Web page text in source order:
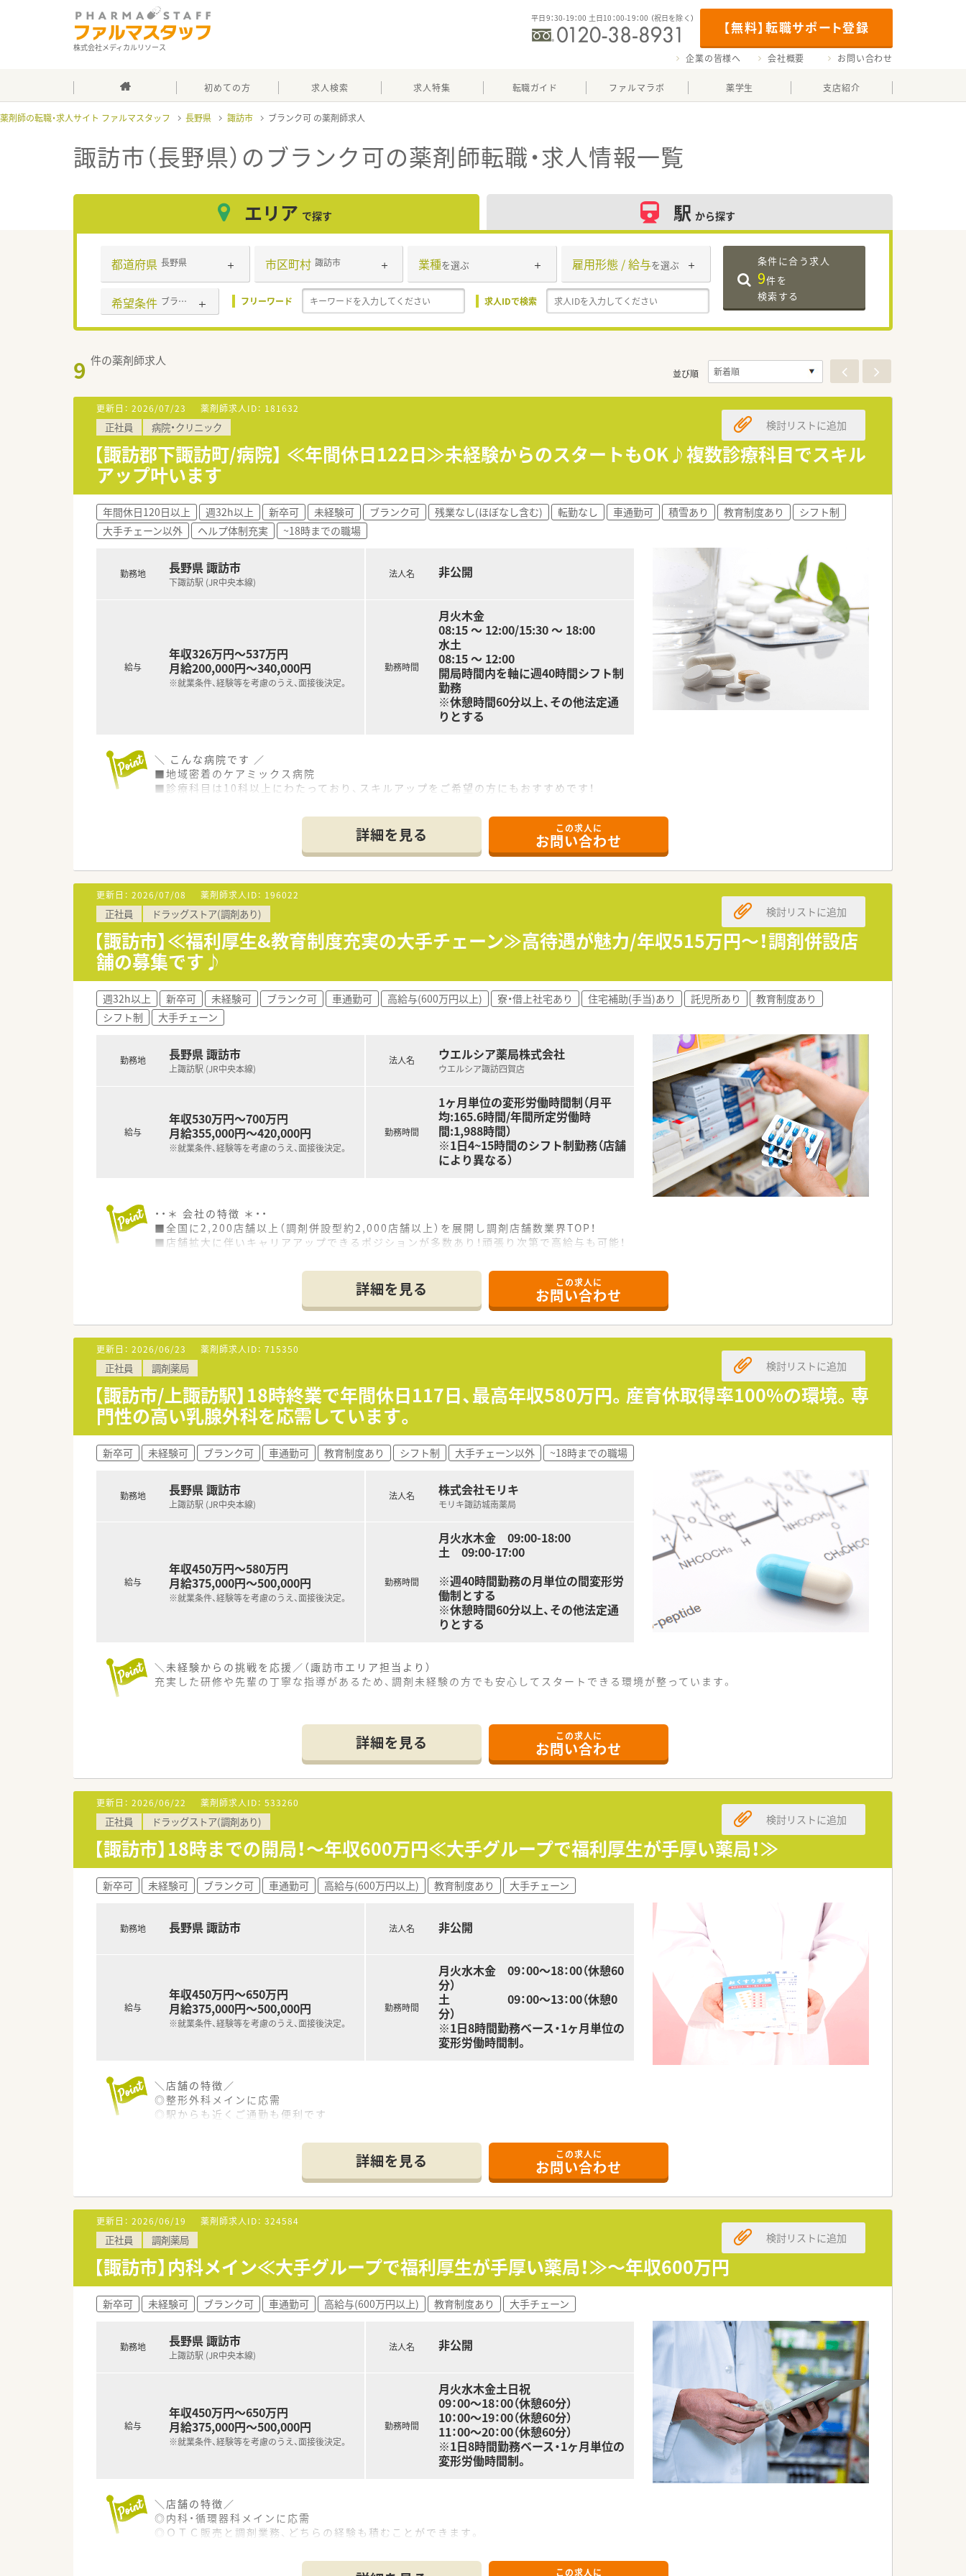
株式会社メディカルリソース
【無料】転職サポート登録
平日9：30-19：00 土日10：00-19：00 （祝日を除く）
企業の皆様へ 会社概要 お問い合わせ
初めての方 求人検索 求人特集 転職ガイド ファルマラボ 薬学生 支店紹介
薬剤師の転職・求人サイト ファルマスタッフ 長野県 諏訪市 ブランク可
諏訪市（長野県）のブランク可の薬剤師転職・求人情報一覧
エリア で探す 駅 から探す
都道府県 長野県 市区町村 諏訪市 業種を選ぶ 雇用形態 / 給与を選ぶ
希望条件 ブランク可 フリーワード 求人IDで検索
条件に合う求人
9件を
検索する
9 件の薬剤師求人
並び順
更新日： 2026/07/23 薬剤師求人ID： 181632
正社員 病院・クリニック
【諏訪郡下諏訪町/病院】 ≪年間休日122日≫未経験からのスタートもOK♪複数診療科目でスキル
アップ叶います
検討リストに追加
年間休日120日以上 週32h以上 新卒可 未経験可 ブランク可 残業なし(ほぼなし含む) 転勤なし 車通勤可 積雪あり 教育制度あり
シフト制
大手チェーン以外
ヘルプ体制充実 ~18時までの職場
勤務地 長野県 諏訪市
下諏訪駅 (JR中央本線)
給与
年収326万円～537万円
月給200,000円～340,000円
※就業条件、経験等を考慮のうえ、面接後決定。
法人名 非公開
勤務時間
月火木金
08:15 ～ 12:00/15:30 ～ 18:00
水土
08:15 ～ 12:00
開局時間内を軸に週40時間シフト制
勤務
※休憩時間60分以上、その他法定通
りとする
＼ こんな病院です ／
■地域密着のケアミックス病院
■診療科目は10科以上にわたっており、スキルアップをご希望の方にもおすすめです！
■共済制度や奨学金制度もあり、福利厚生充実の病院です。
■年間休日122日！残業は月5時間程度と定時でのご帰宅が叶います。
詳細を見る この求人に
お問い合わせ
更新日： 2026/07/08 薬剤師求人ID： 196022
正社員 ドラッグストア(調剤あり)
【諏訪市】≪福利厚生&教育制度充実の大手チェーン≫高待遇が魅力/年収515万円～！調剤併設店
舗の募集です♪
検討リストに追加
週32h以上 新卒可 未経験可 ブランク可 車通勤可 高給与(600万円以上) 寮・借上社宅あり 住宅補助(手当)あり 託児所あり
教育制度あり
シフト制
大手チェーン
勤務地 長野県 諏訪市
上諏訪駅 (JR中央本線)
給与
年収530万円～700万円
月給355,000円～420,000円
※就業条件、経験等を考慮のうえ、面接後決定。
法人名 ウエルシア薬局株式会社
ウエルシア諏訪四賀店
勤務時間
1ヶ月単位の変形労働時間制（月平
均:165.6時間/年間所定労働時
間:1,988時間）
※1日4~15時間のシフト制勤務（店舗
により異なる）
・・＊ 会社の特徴 ＊・・
■全国に2,200店舗以上（調剤併設型約2,000店舗以上）を展開し調剤店舗数業界TOP！
■店舗拡大に伴いキャリアアップできるポジションが多数あり！頑張り次第で高給与も可能！
■職種や職域に合わせ、豊富な社内研修や外部組織と連携した研修を用意されています
■薬剤師が中心の会社だからこそ活躍できるキャリアパスが多種多様に用意されています。
■店舗拡大に伴い、エリアマネジャーや営業部長等のマネジメントのポジションも増えます。
■在宅や教育等の専門性を活かせるスペシャリストを目指すことも可能です。
■その他にも、管理部門や商品部門等の本社スタッフなど活動領域は多種多様です。
■在宅実施店舗は年々増加しており、在宅医療へもしっかりと関わる事ができます。
■育児休暇は3歳まで取得が可能で、時短制度は小学5年生まで時短勤務ができるよう変更予定です。
■年間休日が120日とワークライフバランスが整っています
■日用品から常備薬まで、従業員割引制度など嬉しいメリットもたくさんあります！
詳細を見る この求人に
お問い合わせ
更新日： 2026/06/23 薬剤師求人ID： 715350
正社員 調剤薬局
【諏訪市/上諏訪駅】18時終業で年間休日117日、最高年収580万円。産育休取得率100%の環境。専
門性の高い乳腺外科を応需しています。
検討リストに追加
新卒可 未経験可 ブランク可 車通勤可 教育制度あり シフト制 大手チェーン以外 ~18時までの職場
勤務地 長野県 諏訪市
上諏訪駅 (JR中央本線)
給与
年収450万円～580万円
月給375,000円～500,000円
※就業条件、経験等を考慮のうえ、面接後決定。
法人名 株式会社モリキ
モリキ諏訪城南薬局
勤務時間
月火水木金 09:00-18:00
土 09:00-17:00
※週40時間勤務の月単位の間変形労
働制とする
※休憩時間60分以上、その他法定通
りとする
＼未経験からの挑戦を応援／（諏訪市エリア担当より）
充実した研修や先輩の丁寧な指導があるため、調剤未経験の方でも安心してスタートできる環境が整っています。
■上諏訪駅から車で7分ほどの場所に位置し、車通勤も可能なため日々の通勤も非常に快適な調剤薬局です。
■近隣のクリニックから、外科や乳腺外科、内分泌外科の処方箋を1日に約20枚から30枚ほど応需しています。
■調剤事務によるピッキング業務のサポートがあるため、薬剤師は本来の服薬指導や監査業務に専念できます。
【想定される業務内容】
■処方箋に基づく調剤業務全般をお任せし、患者様一人ひとりに対して丁寧かつ正確な服薬指導を行っていただきます。
■レセコンと薬歴が一体となった最新のシステムを導入しており、効率よく安全な監査業務を実施していただきます。
■システム上に棚番が表示され、使用頻度の高い順に医薬品が配置されているため、スムーズなピッキングが可能です。
【こんな方にオススメ】
■ワークライフバランスを重視しており、残業が少なくきちんとお休みが取れる環境で長く働き続けたいとお考えの方です。
■専門的な処方を扱う店舗で経験を積み、薬剤師としての専門知識やスキルをさらに向上させたいと望んでいる方です。
■福利厚生や研修制度が充実している安定した大手グループ企業に所属し、安心してキャリアを築いていきたい方です。
詳細を見る この求人に
お問い合わせ
更新日： 2026/06/22 薬剤師求人ID： 533260
正社員 ドラッグストア(調剤あり)
【諏訪市】18時までの開局！～年収600万円≪大手グループで福利厚生が手厚い薬局！≫
検討リストに追加
新卒可 未経験可 ブランク可 車通勤可 高給与(600万円以上) 教育制度あり 大手チェーン
勤務地 長野県 諏訪市
給与
年収450万円～650万円
月給375,000円～500,000円
※就業条件、経験等を考慮のうえ、面接後決定。
法人名 非公開
勤務時間
月火水木金 09：00～18：00（休憩60
分）
土 09：00～13：00（休憩0
分）
※1日8時間勤務ベース・1ヶ月単位の
変形労働時間制。
＼店舗の特徴／
◎整形外科メインに応需
◎駅からも近くご通勤も便利です
◎大手ドラッグチェーンのグループ会社
◎甲信越エリアにドミナント展開。
◎甲信越エリアのシェアNO.1を目指しています！
＼働く環境／
◎高齢化への対応や調剤の併設等、地域に密着したサポートが強みです！
「楽しんで頂ける売場」・「気配りの利いた商品構成・接客」を目指し、
攻めの販売活動を展開しております。
◎お客様の生活全般をカバーできる食品・日用品などを充実させるなど、
地域に合わせた事業展開に強みを有しています。
◎若い人がやる気を持って挑戦できる環境があります。
人との繋がりを作っていけることで、働くモチベーションの高さにも繋がっています。
調剤だけにこだわらず、明るく人と話すのが好きだという方に楽しめる職場です。
⇒新人研修、登録販売者取得研修、営業研修（医薬品・化粧品など）
⇒e-ラーニングシステム、通信教育資格取得援助制度、研修認定薬剤師取得支援、等
◎団体薬剤師賠償責任保険
◎転勤時借上住宅（個人負担なし、特別勤務手当て最大3万円支給あり）
◎研修認定薬剤師並びに実務実習指導薬剤師認定資格取得補助、他
詳細を見る この求人に
お問い合わせ
更新日： 2026/06/19 薬剤師求人ID： 324584
正社員 調剤薬局
【諏訪市】内科メイン≪大手グループで福利厚生が手厚い薬局！≫～年収600万円
検討リストに追加
新卒可 未経験可 ブランク可 車通勤可 高給与(600万円以上) 教育制度あり 大手チェーン
勤務地 長野県 諏訪市
上諏訪駅 (JR中央本線)
給与
年収450万円～650万円
月給375,000円～500,000円
※就業条件、経験等を考慮のうえ、面接後決定。
法人名 非公開
勤務時間
月火水木金土日祝
09：00～18：00（休憩60分）
10：00～19：00（休憩60分）
11：00～20：00（休憩60分）
※1日8時間勤務ベース・1ヶ月単位の
変形労働時間制。
＼店舗の特徴／
◎内科・循環器科メインに応需
◎ＯＴＣ販売と調剤業務、どちらの経験も積むことができます。
この求人に